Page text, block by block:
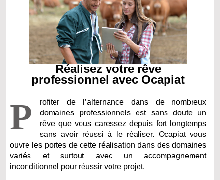
Réalisez votre rêve
professionnel avec Ocapiat
P
rofiter de l’alternance dans de nombreux
domaines professionnels est sans doute un
rêve que vous caressez depuis fort longtemps
sans avoir réussi à le réaliser. Ocapiat vous
ouvre les portes de cette réalisation dans des domaines
variés et surtout avec un accompagnement
inconditionnel pour réussir votre projet.